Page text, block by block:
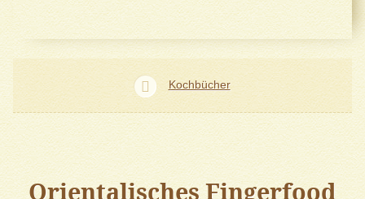
Kochbücher
Orientalisches Fingerfood